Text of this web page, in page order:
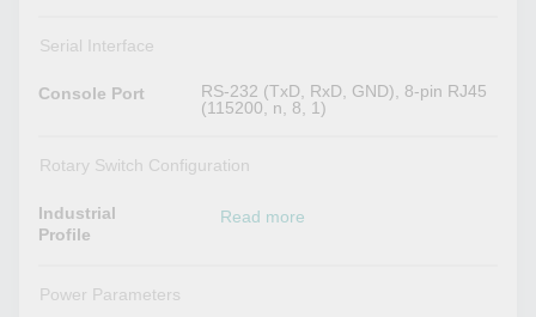
Serial Interface
Console Port
RS-232 (TxD, RxD, GND), 8-pin RJ45
(115200, n, 8, 1)
Rotary Switch Configuration
Industrial
Profile
Read more
Power Parameters